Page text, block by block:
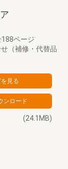
188ページ
（補修・代替品
(24.1MB)